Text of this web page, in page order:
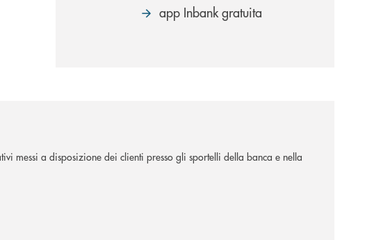
app Inbank gratuita
messi a disposizione dei clienti presso gli sportelli della banca e nella